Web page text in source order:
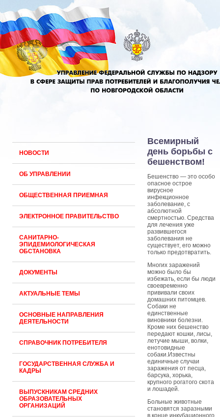
НОВОСТИ
ОБ УПРАВЛЕНИИ
ОБЩЕСТВЕННАЯ ПРИЕМНАЯ
ЭЛЕКТРОННОЕ ПРАВИТЕЛЬСТВО
САНИТАРНО-
ЭПИДЕМИОЛОГИЧЕСКАЯ
ОБСТАНОВКА
ДОКУМЕНТЫ
АКТУАЛЬНЫЕ ТЕМЫ
ОСНОВНЫЕ НАПРАВЛЕНИЯ
ДЕЯТЕЛЬНОСТИ
СПРАВОЧНИК ПОТРЕБИТЕЛЯ
ГОСУДАРСТВЕННАЯ СЛУЖБА И
КАДРЫ
ВЫПУСКНИКАМ СРЕДНИХ
ОБРАЗОВАТЕЛЬНЫХ
ОРГАНИЗАЦИЙ
Всемирный
день борьбы с
бешенством!
Бешенство — это особо
опасное острое
вирусное
инфекционное
заболевание, с
абсолютной
смертностью. Средства
для лечения уже
развившегося
заболевания не
существует, его можно
только предотвратить.
Многих заражений
можно было бы
избежать, если бы люди
своевременно
прививали своих
домашних питомцев.
Собаки не
единственные
виновники болезни.
Кроме них бешенство
передают кошки, лисы,
летучие мыши, волки,
енотовидные
собаки.Известны
единичные случаи
заражения от песца,
барсука, хорька,
крупного рогатого скота
и лошадей.
Больные животные
становятся заразными
в конце инкубационного